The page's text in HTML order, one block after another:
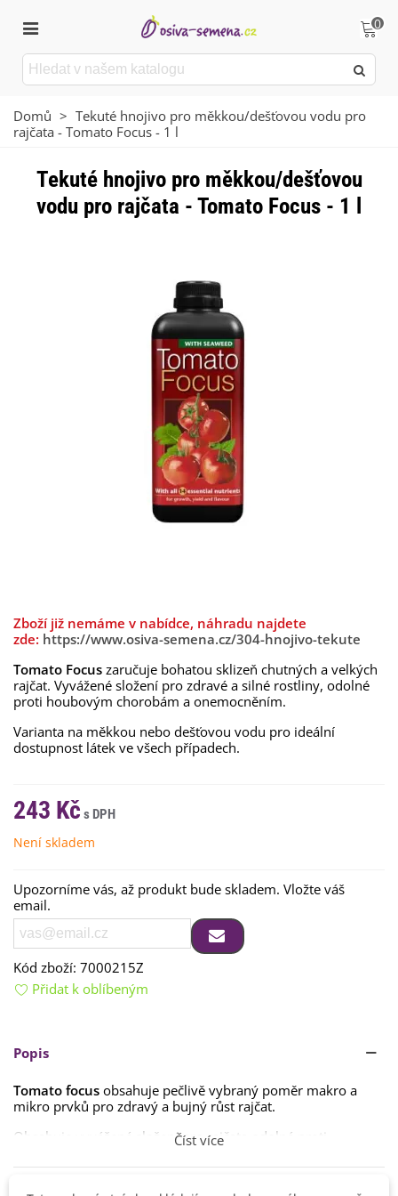
0
Domů > Tekuté hnojivo pro měkkou/dešťovou vodu pro
rajčata - Tomato Focus - 1 l
Tekuté hnojivo pro měkkou/dešťovou
vodu pro rajčata - Tomato Focus - 1 l
Zboží již nemáme v nabídce, náhradu najdete
zde: https://www.osiva-semena.cz/304-hnojivo-tekute
Tomato Focus zaručuje bohatou sklizeň chutných a velkých
rajčat. Vyvážené složení pro zdravé a silné rostliny, odolné
proti houbovým chorobám a onemocněním.
Varianta na měkkou nebo dešťovou vodu pro ideální
dostupnost látek ve všech případech.
243 Kč
Není skladem
Upozorníme vás, až produkt bude skladem. Vložte váš
email.
Kód zboží: 7000215Z
Přidat k oblíbeným
Popis
Tomato focus obsahuje pečlivě vybraný poměr makro a
mikro prvků pro zdravý a bujný růst rajčat.
Obsahuje vyvážené složení pro rajčata odolná proti
systému. Rajče má velmi specifické nutriční požadavky, je
Číst více
Detaily produktu